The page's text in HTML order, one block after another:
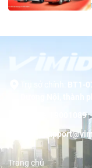
BT1-
Dương Nội, thành
19001089
Trang chủ